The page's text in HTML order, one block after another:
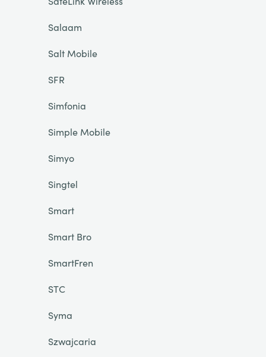
Salaam
Salt Mobile
SFR
Simfonia
Simple Mobile
Simyo
Singtel
Smart
Smart Bro
SmartFren
STC
Syma
Szwajcaria